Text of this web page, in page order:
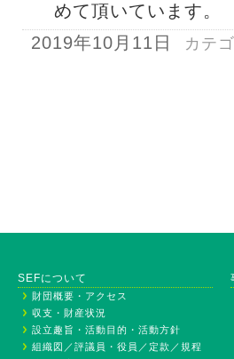
めて頂いています。
2019年10月11日
カテ
SEFについて
財団概要・アクセス
収支・財産状況
設立趣旨・活動目的・活動方針
組織図／評議員・役員／定款／規程